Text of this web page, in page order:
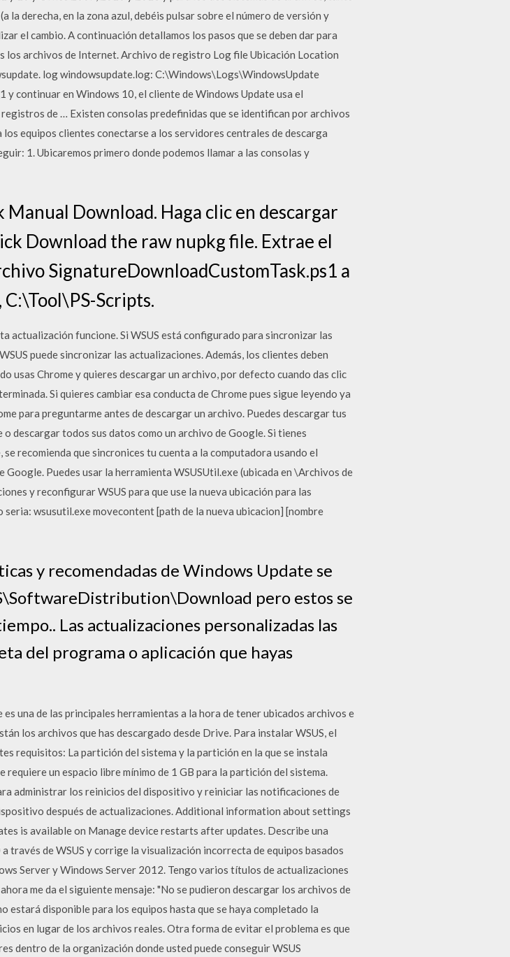
la derecha, en la zona azul, debéis pulsar sobre el número de versión y
el cambio. A continuación detallamos los pasos que se deben dar para
archivos de Internet. Archivo de registro Log file Ubicación Location
log windowsupdate.log: C:\Windows\Logs\WindowsUpdate
continuar en Windows 10, el cliente de Windows Update usa el
de … Existen consolas predefinidas que se identifican por archivos
equipos clientes conectarse a los servidores centrales de descarga
1. Ubicaremos primero donde podemos llamar a las consolas y
Manual Download. Haga clic en descargar
Download the raw nupkg file. Extrae el
SignatureDownloadCustomTask.ps1 a
Scripts.
actualización funcione. Si WSUS está configurado para sincronizar las
puede sincronizar las actualizaciones. Además, los clientes deben
usas Chrome y quieres descargar un archivo, por defecto cuando das clic
Si quieres cambiar esa conducta de Chrome pues sigue leyendo ya
para preguntarme antes de descargar un archivo. Puedes descargar tus
descargar todos sus datos como un archivo de Google. Si tienes
recomienda que sincronices tu cuenta a la computadora usando el
Puedes usar la herramienta WSUSUtil.exe (ubicada en \Archivos de
y reconfigurar WSUS para que use la nueva ubicación para las
wsusutil.exe movecontent [path de la nueva ubicacion] [nombre
y recomendadas de Windows Update se
pero estos se
Las actualizaciones personalizadas las
del programa o aplicación que hayas
una de las principales herramientas a la hora de tener ubicados archivos e
los archivos que has descargado desde Drive. Para instalar WSUS, el
requisitos: La partición del sistema y la partición en la que se instala
un espacio libre mínimo de 1 GB para la partición del sistema.
administrar los reinicios del dispositivo y reiniciar las notificaciones de
después de actualizaciones. Additional information about settings
is available on Manage device restarts after updates. Describe una
través de WSUS y corrige la visualización incorrecta de equipos basados
Server y Windows Server 2012. Tengo varios títulos de actualizaciones
me da el siguiente mensaje: "No se pudieron descargar los archivos de
estará disponible para los equipos hasta que se haya completado la
en lugar de los archivos reales. Otra forma de evitar el problema es que
dentro de la organización donde usted puede conseguir WSUS